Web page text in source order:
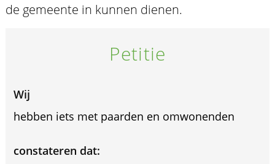
de gemeente in kunnen dienen.
Petitie
Wij
hebben iets met paarden en omwonenden
constateren dat: